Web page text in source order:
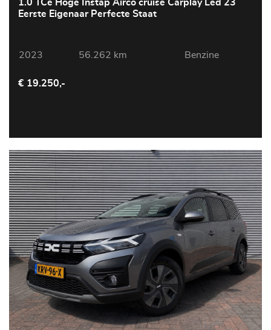
1.0 TCe Hoge Instap Airco cruise Carplay Led 23
Eerste Eigenaar Perfecte Staat
2023 56.262 km Benzine
€ 19.250,-